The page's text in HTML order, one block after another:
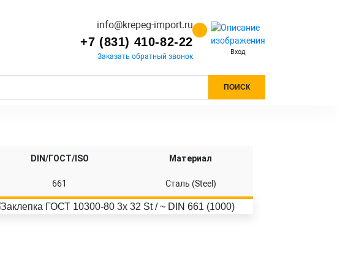
info@krepeg-import.ru
+7 (831) 410-82-22
Заказать обратный звонок Вход
ПОИСК
DIN/ГОСТ/ISO Материал
661 Сталь (Steel)